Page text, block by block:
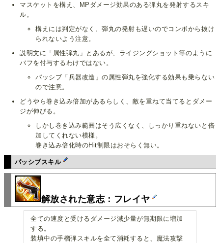
マスケットを構え、MPダメージ効果のある弾丸を発射するスキ
ル。
構えには判定がなく、弾丸の発射も遅いのでコンボから抜け
られないよう注意。
説明文に「属性弾丸」とあるが、ライジングショット等のように
バフを付与するわけではない。
パッシブ「兵器改造」の属性弾丸を強化する効果も乗らない
ので注意。
どうやら巻き込み倍加があるらしく、敵を重ねて当てるとダメー
ジが伸びる。
しかし巻き込み範囲はそう広くなく、しっかり重ねないと倍
加してくれない模様。
巻き込み倍化時のHit制限はおそらく無い。
パッシブスキル
解放された意志：フレイヤ
全ての速度と受けるダメージ減少量が無期限に増加
する。
装填中の手榴弾スキルを全て消耗すると、魔法攻撃